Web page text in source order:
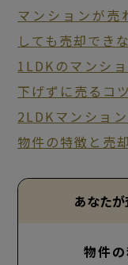
マンションが売
しても売却でき
1LDKのマンシ
下げずに売るコツ
2LDKマンショ
物件の特徴と売
あなた
物件